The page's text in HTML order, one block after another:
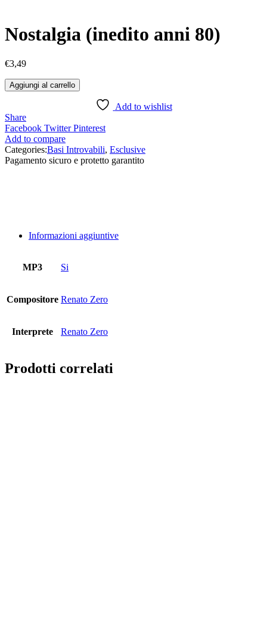
Nostalgia (inedito anni 80)
€3,49
Nostalgia
(inedito
80)
quantità
Aggiungi al carrello
Add to wishlist
Share
Facebook Twitter Pinterest
Add to compare
Categories:Basi Introvabili, Esclusive
Pagamento sicuro e protetto garantito
Informazioni aggiuntive
MP3 Si
Compositore Renato Zero
Interprete Renato Zero
Prodotti correlati